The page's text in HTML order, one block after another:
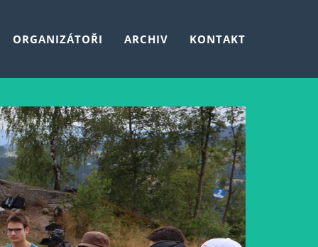
ORGANIZÁTOŘI ARCHIV KONTAKT